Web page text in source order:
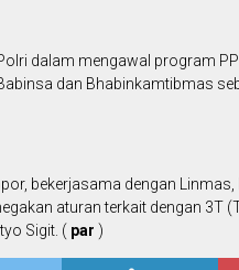
dalam mengawal program
dan Bhabinkamtibmas
bekerjasama dengan
aturan terkait dengan 3T
Sigit. ( par )